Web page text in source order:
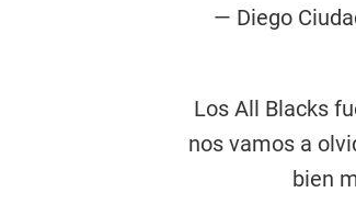
— Diego
Los All Blacks
nos vamos a
bien